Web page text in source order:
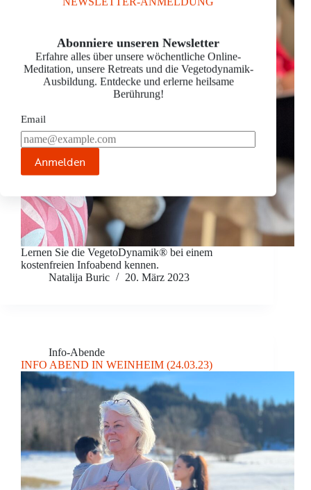
Abonniere unseren Newsletter
Erfahre alles über unsere wöchentliche Online-
Meditation, unsere Retreats und die Vegetodynamik-
Ausbildung. Entdecke und erlerne heilsame
Berührung!
Email
Anmelden
Lernen Sie die VegetoDynamik® bei einem
kostenfreien Infoabend kennen.
Natalija Buric
20. März 2023
Info-Abende
INFO ABEND IN WEINHEIM (24.03.23)